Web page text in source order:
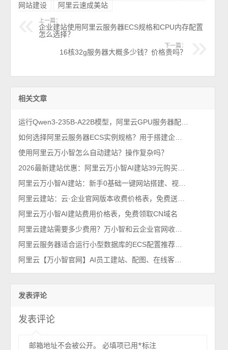
网站建设
阿里云速成美站
上一篇：
企业建站使用阿里云服务器ECS规格和CPU内存配置
怎么选择？
下一篇：
16核32g服务器大概多少钱？价格贵吗？
相关文章
使用阿里云万小智怎么自动建站？操作复杂吗？
阿里云万小智AI建站费用价格表，免费领取CN域名
发表评论
发表评论
邮箱地址不会被公开。 必填项已用*标注